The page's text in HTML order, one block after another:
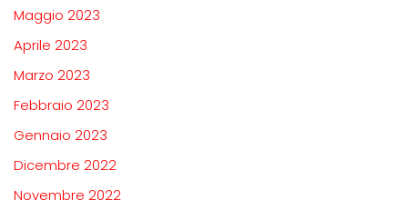
Maggio 2023
Aprile 2023
Marzo 2023
Febbraio 2023
Gennaio 2023
Dicembre 2022
Novembre 2022